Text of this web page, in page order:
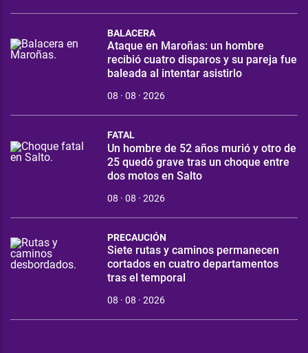
BALACERA
Ataque en Maroñas: un hombre
recibió cuatro disparos y su pareja fue
baleada al intentar asistirlo
08 · 08 · 2026
FATAL
Un hombre de 52 años murió y otro de
25 quedó grave tras un choque entre
dos motos en Salto
08 · 08 · 2026
PRECAUCIÓN
Siete rutas y caminos permanecen
cortados en cuatro departamentos
tras el temporal
08 · 08 · 2026